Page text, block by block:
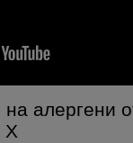
алергени
X